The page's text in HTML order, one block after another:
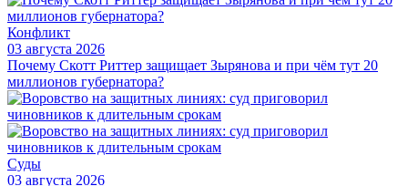
Конфликт
03 августа 2026
Почему Скотт Риттер защищает Зырянова и при чём тут 20
миллионов губернатора?
Суды
03 августа 2026